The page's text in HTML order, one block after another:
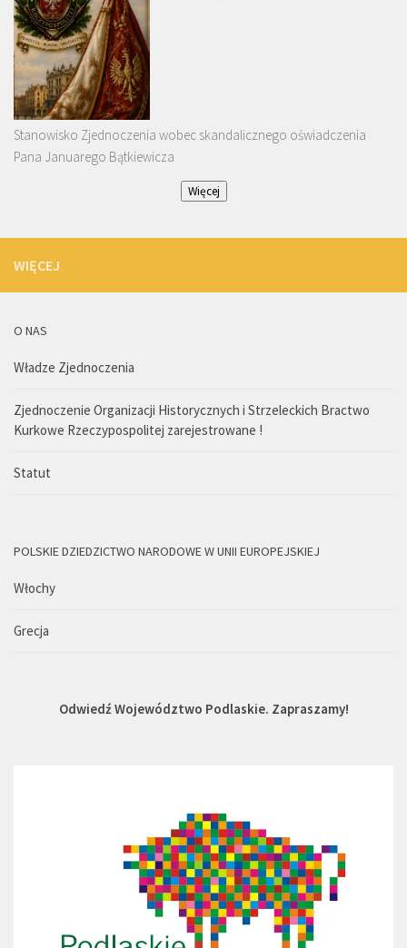
Stanowisko Zjednoczenia wobec skandalicznego oświadczenia
Pana Januarego Bątkiewicza
Więcej
WIĘCEJ
O NAS
Władze Zjednoczenia
Zjednoczenie Organizacji Historycznych i Strzeleckich Bractwo
Kurkowe Rzeczypospolitej zarejestrowane !
Statut
POLSKIE DZIEDZICTWO NARODOWE W UNII EUROPEJSKIEJ
Włochy
Grecja
Odwiedź Województwo Podlaskie. Zapraszamy!